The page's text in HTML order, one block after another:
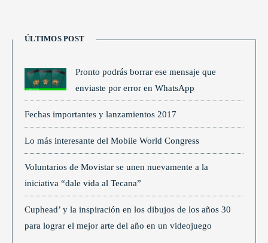
ÚLTIMOS POST
Pronto podrás borrar ese mensaje que
enviaste por error en WhatsApp
Fechas importantes y lanzamientos 2017
Lo más interesante del Mobile World Congress
Voluntarios de Movistar se unen nuevamente a la
iniciativa “dale vida al Tecana”
Cuphead’ y la inspiración en los dibujos de los años 30
para lograr el mejor arte del año en un videojuego